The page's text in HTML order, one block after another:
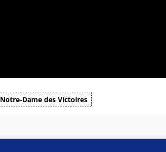
Notre-Dame des Victoires